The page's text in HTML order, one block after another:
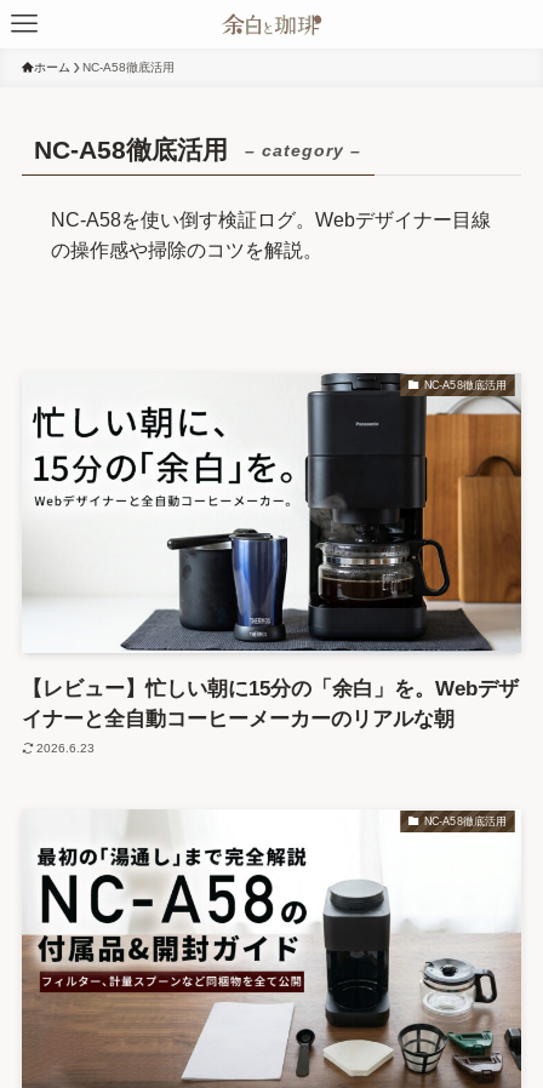
ホーム NC-A58徹底活用
NC-A58徹底活用 – category –
NC-A58を使い倒す検証ログ。Webデザイナー目線
の操作感や掃除のコツを解説。
NC-A58徹底活用
【レビュー】忙しい朝に15分の「余白」を。Webデザ
イナーと全自動コーヒーメーカーのリアルな朝
2026.6.23
NC-A58徹底活用